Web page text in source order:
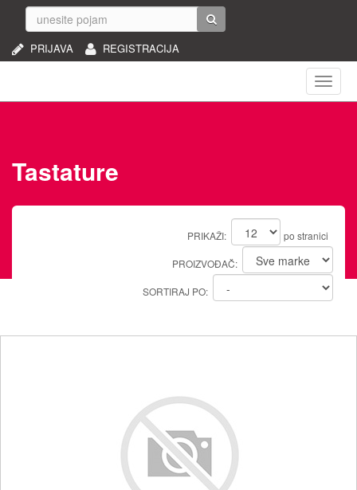
REGISTRACIJA
PRIJAVA
Tastature
PRIKAŽI: po stranici
PROIZVOĐAČ:
SORTIRAJ PO: